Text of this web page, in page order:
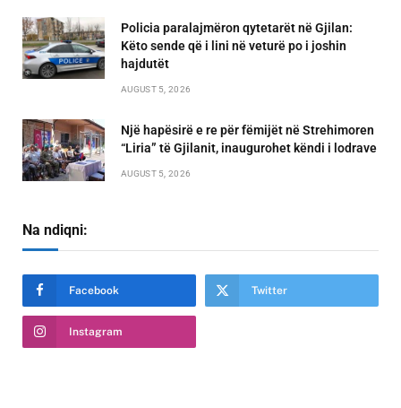
Policia paralajmëron qytetarët në Gjilan:
Këto sende që i lini në veturë po i joshin
hajdutët
AUGUST 5, 2026
Një hapësirë e re për fëmijët në Strehimoren
“Liria” të Gjilanit, inaugurohet këndi i lodrave
AUGUST 5, 2026
Na ndiqni:
Facebook Twitter
Instagram